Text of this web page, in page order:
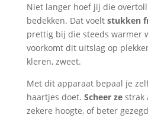
Niet langer hoef jij die
bedekken. Dat voelt stukken
prettig bij die steeds warmer
voorkomt dit uitslag op
kleren, zweet.
Met dit apparaat bepaal je
haartjes doet. Scheer zestrak
zekere hoogte, of beter